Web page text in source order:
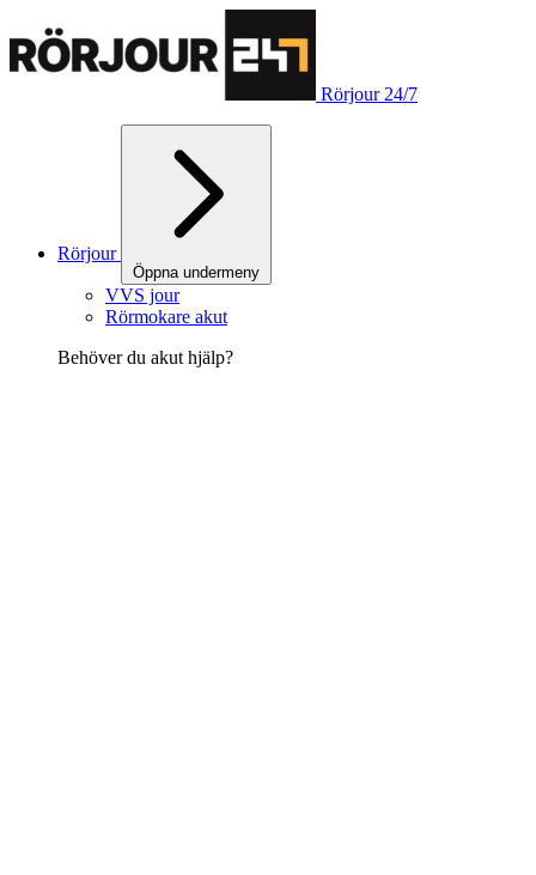
Rörjour 24/7
Rörjour
Öppna undermeny
VVS jour
Rörmokare akut
Behöver du akut hjälp?